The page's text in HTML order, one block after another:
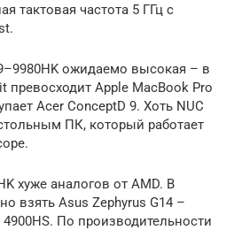
тактовая частота 5 ГГц с
ожидаемо высокая – в
превосходит Apple MacBook Pro
Acer ConceptD 9. Хоть NUC
ПК, который работает
хуже аналогов от AMD. В
взять Asus Zephyrus G14 –
По производительности